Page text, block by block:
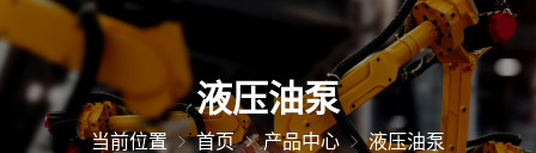
液压油泵
当前位置 首页 产品中心 液压油泵